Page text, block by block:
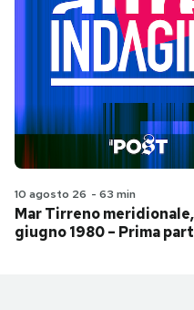
10 agosto 26 - 63 min
Mar Tirreno
giugno 1980 – Prima